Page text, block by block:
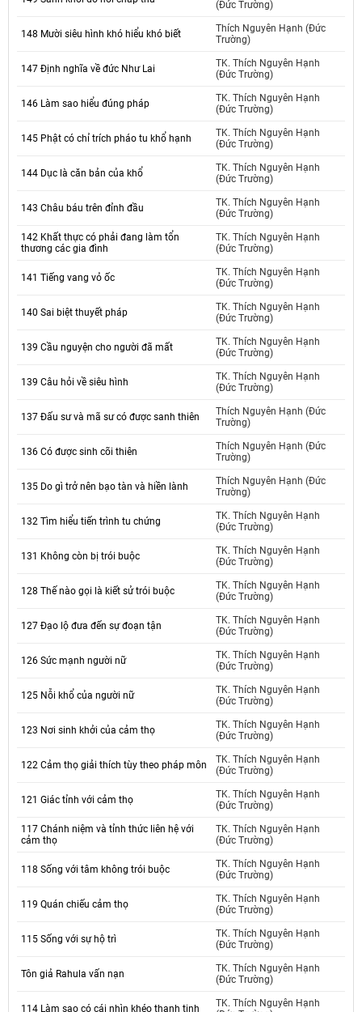
(Đức Trường)
148 Mười siêu hình khó hiểu khó biết
Thích Nguyên Hạnh (Đức
Trường)
147 Định nghĩa về đức Như Lai
TK. Thích Nguyên Hạnh
(Đức Trường)
146 Làm sao hiểu đúng pháp
TK. Thích Nguyên Hạnh
(Đức Trường)
145 Phật có chỉ trích pháo tu khổ hạnh
TK. Thích Nguyên Hạnh
(Đức Trường)
144 Dục là căn bản của khổ
TK. Thích Nguyên Hạnh
(Đức Trường)
143 Châu báu trên đỉnh đầu
TK. Thích Nguyên Hạnh
(Đức Trường)
142 Khất thực có phải đang làm tổn
thương các gia đình
TK. Thích Nguyên Hạnh
(Đức Trường)
141 Tiếng vang vỏ ốc
TK. Thích Nguyên Hạnh
(Đức Trường)
140 Sai biệt thuyết pháp
TK. Thích Nguyên Hạnh
(Đức Trường)
139 Cầu nguyện cho người đã mất
TK. Thích Nguyên Hạnh
(Đức Trường)
139 Câu hỏi về siêu hình
TK. Thích Nguyên Hạnh
(Đức Trường)
137 Đấu sư và mã sư có được sanh thiên
Thích Nguyên Hạnh (Đức
Trường)
136 Có được sinh cõi thiên
Thích Nguyên Hạnh (Đức
Trường)
135 Do gì trở nên bạo tàn và hiền lành
Thích Nguyên Hạnh (Đức
Trường)
132 Tìm hiểu tiến trình tu chứng
TK. Thích Nguyên Hạnh
(Đức Trường)
131 Không còn bị trói buộc
TK. Thích Nguyên Hạnh
(Đức Trường)
128 Thế nào gọi là kiết sử trói buộc
TK. Thích Nguyên Hạnh
(Đức Trường)
127 Đạo lộ đưa đến sự đoạn tận
TK. Thích Nguyên Hạnh
(Đức Trường)
126 Sức mạnh người nữ
TK. Thích Nguyên Hạnh
(Đức Trường)
125 Nỗi khổ của người nữ
TK. Thích Nguyên Hạnh
(Đức Trường)
123 Nơi sinh khởi của cảm thọ
TK. Thích Nguyên Hạnh
(Đức Trường)
122 Cảm thọ giải thích tùy theo pháp môn
TK. Thích Nguyên Hạnh
(Đức Trường)
121 Giác tỉnh với cảm thọ
TK. Thích Nguyên Hạnh
(Đức Trường)
117 Chánh niệm và tỉnh thức liên hệ với
cảm thọ
TK. Thích Nguyên Hạnh
(Đức Trường)
118 Sống với tâm không trói buộc
TK. Thích Nguyên Hạnh
(Đức Trường)
119 Quán chiếu cảm thọ
TK. Thích Nguyên Hạnh
(Đức Trường)
115 Sống với sự hộ trì
TK. Thích Nguyên Hạnh
(Đức Trường)
Tôn giả Rahula vấn nạn
TK. Thích Nguyên Hạnh
(Đức Trường)
114 Làm sao có cái nhìn khéo thanh tịnh
TK. Thích Nguyên Hạnh